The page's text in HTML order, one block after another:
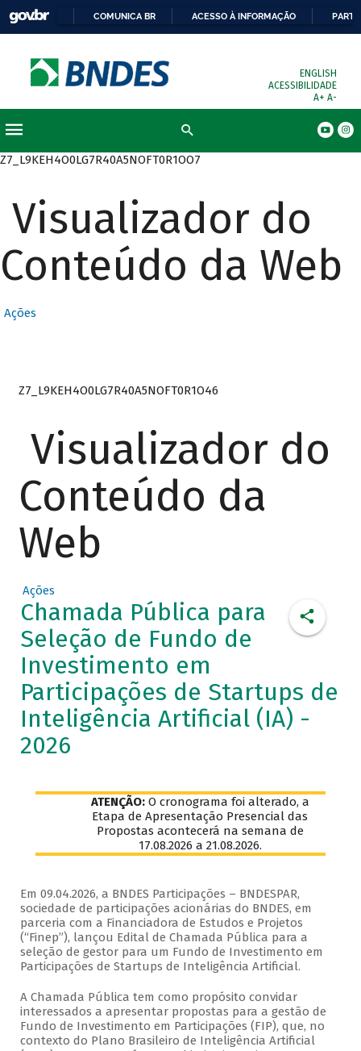
COMUNICA BR ACESSO À INFORMAÇÃO
ENGLISH
ACESSIBILIDADE
A+ A-
Z7_L9KEH4O0LG7R40A5NOFT0R1OO7
Visualizador do
Conteúdo da Web
Ações
Z7_L9KEH4O0LG7R40A5NOFT0R1O46
Visualizador do
Conteúdo da
Web
Ações
Chamada Pública para
Seleção de Fundo de
Investimento em
Participações de Startups de
Inteligência Artificial (IA) -
2026
ATENÇÃO:O cronograma foi alterado, a
Etapa de Apresentação Presencial das
Propostas acontecerá na semana de
17.08.2026 a 21.08.2026.
Em 09.04.2026, a BNDES Participações – BNDESPAR,
sociedade de participações acionárias do BNDES, em
parceria com a Financiadora de Estudos e Projetos
(“Finep”), lançou Edital de Chamada Pública para a
seleção de gestor para um Fundo de Investimento em
Participações de Startups de Inteligência Artificial.
A Chamada Pública tem como propósito convidar
interessados a apresentar propostas para a gestão de
Fundo de Investimento em Participações (FIP), que, no
contexto do Plano Brasileiro de Inteligência Artificial